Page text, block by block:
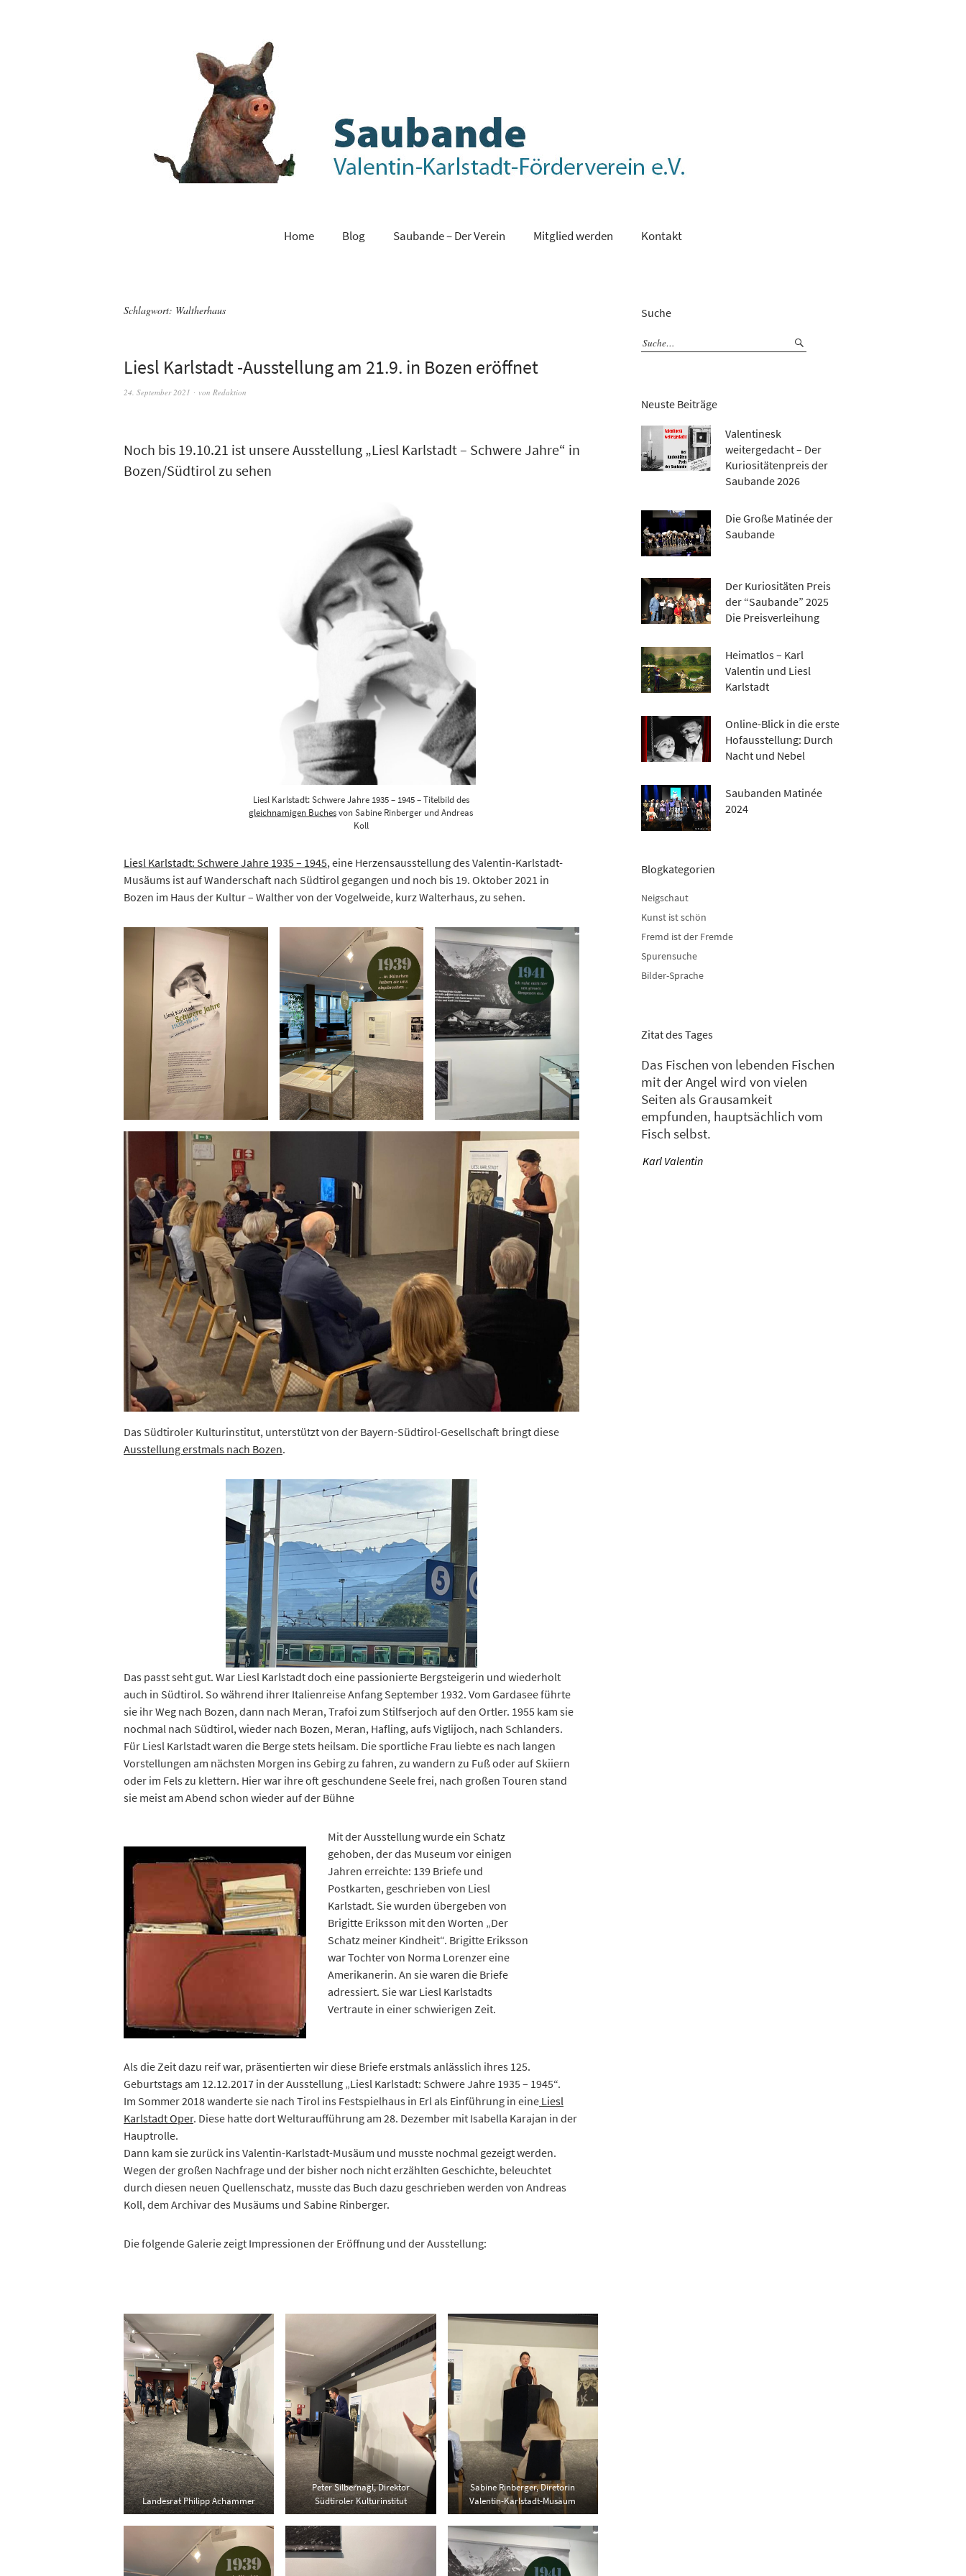
Home Blog Saubande – Der Verein Mitglied werden Kontakt
Schlagwort: Waltherhaus
Liesl Karlstadt -Ausstellung am 21.9. in Bozen eröffnet
24. September 2021 von Redaktion
Noch bis 19.10.21 ist unsere Ausstellung „Liesl Karlstadt – Schwere Jahre“ in
Bozen/Südtirol zu sehen
Liesl Karlstadt: Schwere Jahre 1935 – 1945 – Titelbild des
gleichnamigen Buchesvon Sabine Rinberger und Andreas
Koll
Liesl Karlstadt: Schwere Jahre 1935 – 1945, eine Herzensausstellung des Valentin-Karlstadt-
Musäums ist auf Wanderschaft nach Südtirol gegangen und noch bis 19. Oktober 2021 in
Bozen im Haus der Kultur – Walther von der Vogelweide, kurz Walterhaus, zu sehen.
Das Südtiroler Kulturinstitut, unterstützt von der Bayern-Südtirol-Gesellschaft bringt diese
Ausstellung erstmals nach Bozen.
Das passt seht gut. War Liesl Karlstadt doch eine passionierte Bergsteigerin und wiederholt
auch in Südtirol. So während ihrer Italienreise Anfang September 1932. Vom Gardasee führte
sie ihr Weg nach Bozen, dann nach Meran, Trafoi zum Stilfserjoch auf den Ortler. 1955 kam sie
nochmal nach Südtirol, wieder nach Bozen, Meran, Hafling, aufs Viglijoch, nach Schlanders.
Für Liesl Karlstadt waren die Berge stets heilsam. Die sportliche Frau liebte es nach langen
Vorstellungen am nächsten Morgen ins Gebirg zu fahren, zu wandern zu Fuß oder auf Skiiern
oder im Fels zu klettern. Hier war ihre oft geschundene Seele frei, nach großen Touren stand
sie meist am Abend schon wieder auf der Bühne
Mit der Ausstellung wurde ein Schatz
gehoben, der das Museum vor einigen
Jahren erreichte: 139 Briefe und
Postkarten, geschrieben von Liesl
Karlstadt. Sie wurden übergeben von
Brigitte Eriksson mit den Worten „Der
Schatz meiner Kindheit“. Brigitte Eriksson
war Tochter von Norma Lorenzer eine
Amerikanerin. An sie waren die Briefe
adressiert. Sie war Liesl Karlstadts
Vertraute in einer schwierigen Zeit.
Als die Zeit dazu reif war, präsentierten wir diese Briefe erstmals anlässlich ihres 125.
Geburtstags am 12.12.2017 in der Ausstellung „Liesl Karlstadt: Schwere Jahre 1935 – 1945“.
Im Sommer 2018 wanderte sie nach Tirol ins Festspielhaus in Erl als Einführung in eine Liesl
Karlstadt Oper. Diese hatte dort Welturaufführung am 28. Dezember mit Isabella Karajan in der
Hauptrolle.
Dann kam sie zurück ins Valentin-Karlstadt-Musäum und musste nochmal gezeigt werden.
Wegen der großen Nachfrage und der bisher noch nicht erzählten Geschichte, beleuchtet
durch diesen neuen Quellenschatz, musste das Buch dazu geschrieben werden von Andreas
Koll, dem Archivar des Musäums und Sabine Rinberger.
Die folgende Galerie zeigt Impressionen der Eröffnung und der Ausstellung:
Landesrat Philipp Achammer
Peter Silbernagl, Direktor
Südtiroler Kulturinstitut
Sabine Rinberger, Diretorin
Valentin-Karlstadt-Musäum
Suche
Neuste Beiträge
Valentinesk
weitergedacht – Der
Kuriositätenpreis der
Saubande 2026
Die Große Matinée der
Saubande
Der Kuriositäten Preis
der “Saubande” 2025
Die Preisverleihung
Heimatlos – Karl
Valentin und Liesl
Karlstadt
Online-Blick in die erste
Hofausstellung: Durch
Nacht und Nebel
Saubanden Matinée
2024
Blogkategorien
Neigschaut
Kunst ist schön
Fremd ist der Fremde
Spurensuche
Bilder-Sprache
Zitat des Tages
Das Fischen von lebenden Fischen
mit der Angel wird von vielen
Seiten als Grausamkeit
empfunden, hauptsächlich vom
Fisch selbst.
—
Karl Valentin